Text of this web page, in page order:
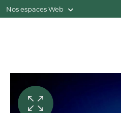
Nos espaces Web